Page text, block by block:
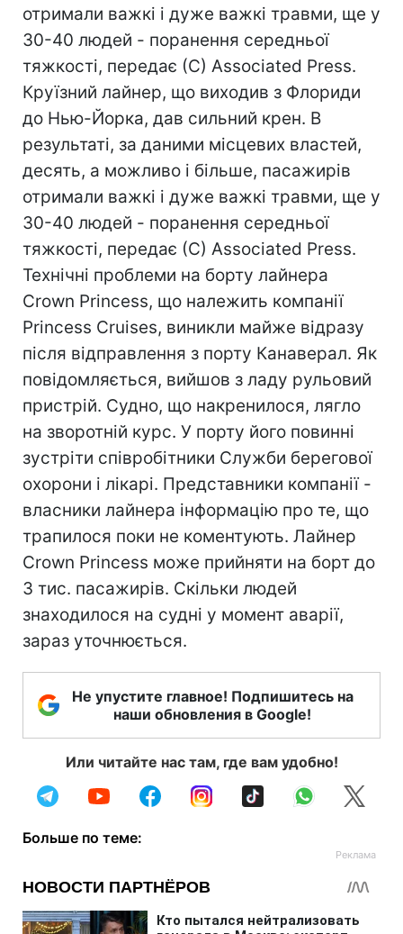
отримали важкі і дуже важкі травми, ще у
30-40 людей - поранення середньої
тяжкості, передає (С) Associated Press.
Круїзний лайнер, що виходив з Флориди
до Нью-Йорка, дав сильний крен. В
результаті, за даними місцевих властей,
десять, а можливо і більше, пасажирів
отримали важкі і дуже важкі травми, ще у
30-40 людей - поранення середньої
тяжкості, передає (С) Associated Press.
Технічні проблеми на борту лайнера
Crown Princess, що належить компанії
Princess Cruises, виникли майже відразу
після відправлення з порту Канаверал. Як
повідомляється, вийшов з ладу рульовий
пристрій. Судно, що накренилося, лягло
на зворотній курс. У порту його повинні
зустріти співробітники Служби берегової
охорони і лікарі. Представники компанії -
власники лайнера інформацію про те, що
трапилося поки не коментують. Лайнер
Crown Princess може прийняти на борт до
3 тис. пасажирів. Скільки людей
знаходилося на судні у момент аварії,
зараз уточнюється.
Не упустите главное! Подпишитесь на
наши обновления в Google!
Или читайте нас там, где вам удобно!
Больше по теме: